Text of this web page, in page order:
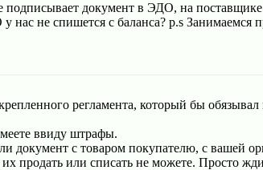
документ в ЭДО, на поставщике
не спишется с баланса? p.s Занимаемся
регламента, который бы
ввиду штрафы.
документ с товаром покупателю, с вашей
продать или списать не можете. Просто